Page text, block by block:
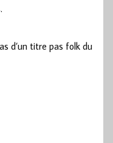
d’un titre pas folk du